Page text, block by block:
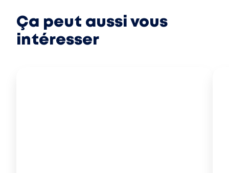
Ça peut aussi vous
intéresser